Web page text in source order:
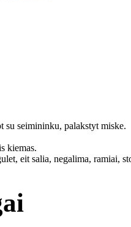
su seimininku, palakstyt miske.
kiemas.
eit salia, negalima, ramiai,